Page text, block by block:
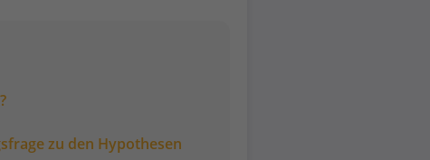
zu den Hypothesen